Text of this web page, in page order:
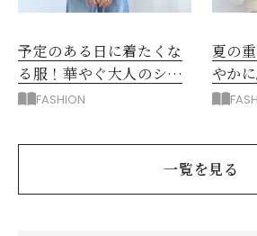
予定のある日に着たくな
る服！華やぐ大人のシア
ートップス
FASHION
夏の
やか
ラウス
一覧を見る